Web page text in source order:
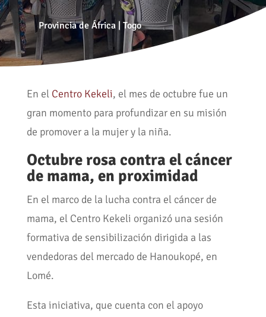
Provincia de África| Togo
En el Centro Kekeli, el mes de octubre fue un
gran momento para profundizar en su misión
de promover a la mujer y la niña.
Octubre rosa contra el cáncer
de mama, en proximidad
En el marco de la lucha contra el cáncer de
mama, el Centro Kekeli organizó una sesión
formativa de sensibilización dirigida a las
vendedoras del mercado de Hanoukopé, en
Lomé.
Esta iniciativa, que cuenta con el apoyo